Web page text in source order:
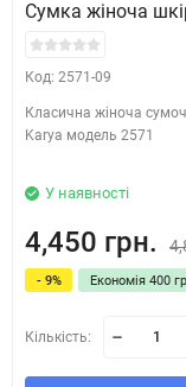
Сумка жіноча
Код: 2571-09
Класична жіноча
Karya модель 2571
У наявності
4,450 грн.
- 9% Економія 400
Кількість: